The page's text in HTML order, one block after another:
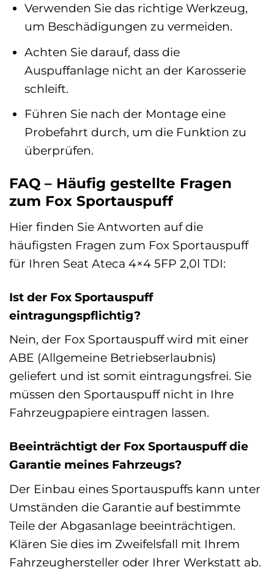
Verwenden Sie das richtige Werkzeug,
um Beschädigungen zu vermeiden.
Achten Sie darauf, dass die
Auspuffanlage nicht an der Karosserie
schleift.
Führen Sie nach der Montage eine
Probefahrt durch, um die Funktion zu
überprüfen.
FAQ – Häufig gestellte Fragen
zum Fox Sportauspuff
Hier finden Sie Antworten auf die
häufigsten Fragen zum Fox Sportauspuff
für Ihren Seat Ateca 4×4 5FP 2,0l TDI:
Ist der Fox Sportauspuff
eintragungspflichtig?
Nein, der Fox Sportauspuff wird mit einer
ABE (Allgemeine Betriebserlaubnis)
geliefert und ist somit eintragungsfrei. Sie
müssen den Sportauspuff nicht in Ihre
Fahrzeugpapiere eintragen lassen.
Beeinträchtigt der Fox Sportauspuff die
Garantie meines Fahrzeugs?
Der Einbau eines Sportauspuffs kann unter
Umständen die Garantie auf bestimmte
Teile der Abgasanlage beeinträchtigen.
Klären Sie dies im Zweifelsfall mit Ihrem
Fahrzeughersteller oder Ihrer Werkstatt ab.